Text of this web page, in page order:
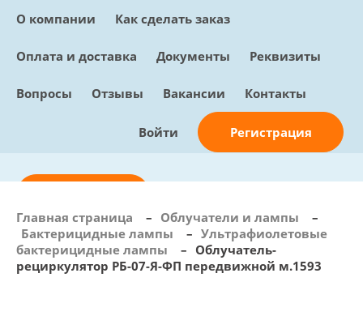
О компании Как сделать заказ
Оплата и доставка Документы Реквизиты
Вопросы Отзывы Вакансии Контакты
Войти Регистрация
info@sunmed.ru
Пн – Пт: с 10:00 - 18:00
Главная страница – Облучатели и лампы
–
Бактерицидные лампы
– Ультрафиолетовые
бактерицидные лампы
– Облучатель-
рециркулятор РБ-07-Я-ФП передвижной м.1593